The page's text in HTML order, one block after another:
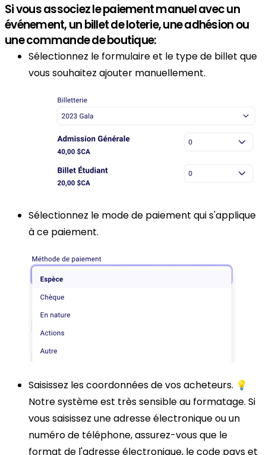
Si vous associez le paiement manuel avec un
événement, un billet de loterie, une adhésion ou
une commande de boutique:
Sélectionnez le formulaire et le type de billet que
vous souhaitez ajouter manuellement.
Sélectionnez le mode de paiement qui s'applique
à ce paiement.
Saisissez les coordonnées de vos acheteurs. 💡
Notre système est très sensible au formatage. Si
vous saisissez une adresse électronique ou un
numéro de téléphone, assurez-vous que le
format de l'adresse électronique, le code pays et